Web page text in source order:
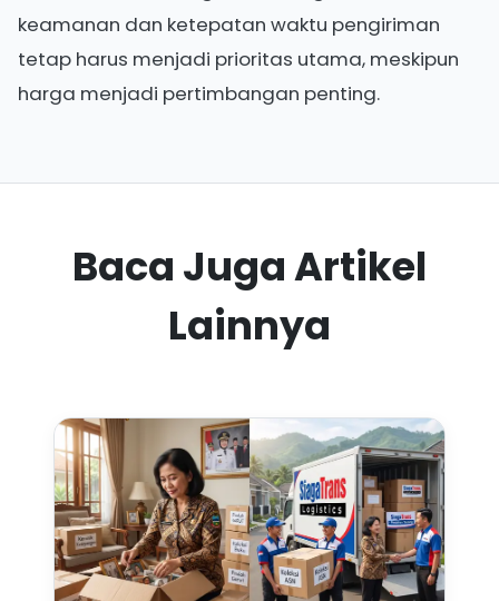
keamanan dan ketepatan waktu pengiriman
tetap harus menjadi prioritas utama, meskipun
harga menjadi pertimbangan penting.
Baca Juga Artikel
Lainnya